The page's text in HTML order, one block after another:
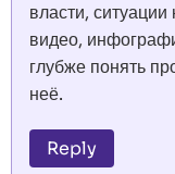
власти,
видео,
глубже понять
неё.
Reply